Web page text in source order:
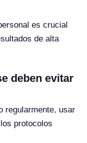
es crucial
de alta
deben evitar
regularmente, usar
protocolos